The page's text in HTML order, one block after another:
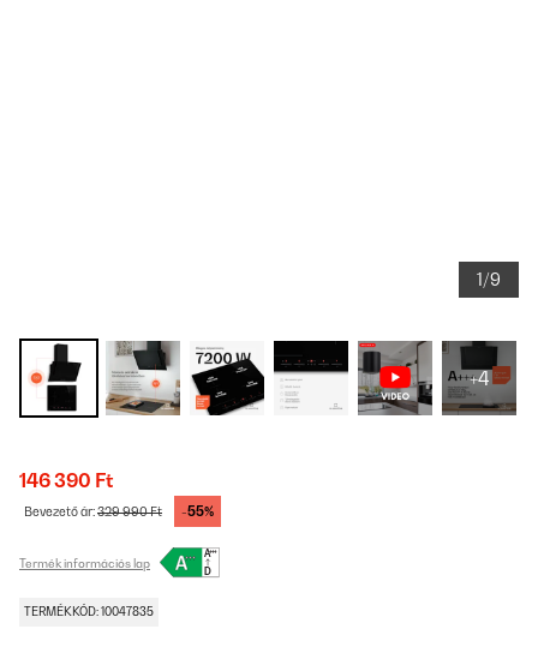
1/9
+4
146 390 Ft
Bevezető ár:329 990 Ft -55%
Termék információs lap
TERMÉKKÓD: 10047835